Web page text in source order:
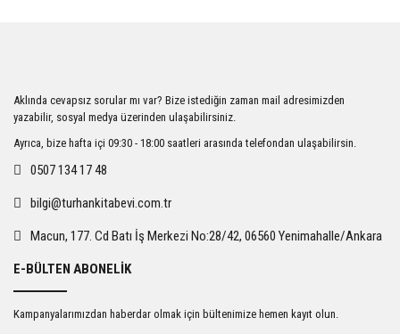
Ürün açıklamasında eksik bilgiler bulunuyor.
Ürün bilgilerinde hatalar bulunuyor.
Ürün fiyatı diğer sitelerden daha pahalı.
Gönder
Aklında cevapsız sorular mı var? Bize istediğin zaman mail adresimizden
yazabilir, sosyal medya üzerinden ulaşabilirsiniz.
Ayrıca, bize hafta içi 09:30 - 18:00 saatleri arasında telefondan ulaşabilirsin.
0507 134 17 48
bilgi@turhankitabevi.com.tr
Macun, 177. Cd Batı İş Merkezi No:28/42, 06560 Yenimahalle/Ankara
E-BÜLTEN ABONELİK
Kampanyalarımızdan haberdar olmak için bültenimize hemen kayıt olun.